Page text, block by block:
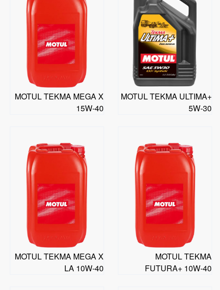
MOTUL TEKMA ULTIMA+
5W-30
MOTUL TEKMA MEGA X
15W-40
MOTUL TEKMA
FUTURA+ 10W-40
MOTUL TEKMA MEGA X
LA 10W-40